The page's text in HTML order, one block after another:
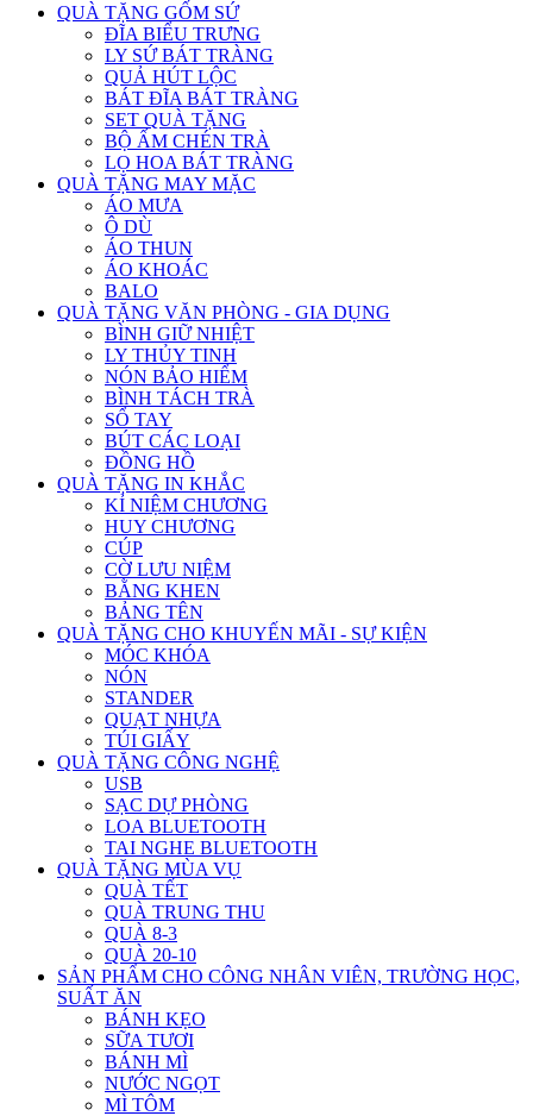
QUÀ TẶNG GỐM SỨ
ĐĨA BIỂU TRƯNG
LY SỨ BÁT TRÀNG
QUẢ HÚT LỘC
BÁT ĐĨA BÁT TRÀNG
SET QUÀ TẶNG
BỘ ẤM CHÉN TRÀ
LỌ HOA BÁT TRÀNG
QUÀ TẶNG MAY MẶC
ÁO MƯA
Ô DÙ
ÁO THUN
ÁO KHOÁC
BALO
QUÀ TẶNG VĂN PHÒNG - GIA DỤNG
BÌNH GIỮ NHIỆT
LY THỦY TINH
NÓN BẢO HIỂM
BÌNH TÁCH TRÀ
SỔ TAY
BÚT CÁC LOẠI
ĐỒNG HỒ
QUÀ TẶNG IN KHẮC
KỈ NIỆM CHƯƠNG
HUY CHƯƠNG
CÚP
CỜ LƯU NIỆM
BẰNG KHEN
BẢNG TÊN
QUÀ TẶNG CHO KHUYẾN MÃI - SỰ KIỆN
MÓC KHÓA
NÓN
STANDER
QUẠT NHỰA
TÚI GIẤY
QUÀ TẶNG CÔNG NGHỆ
USB
SẠC DỰ PHÒNG
LOA BLUETOOTH
TAI NGHE BLUETOOTH
QUÀ TẶNG MÙA VỤ
QUÀ TẾT
QUÀ TRUNG THU
QUÀ 8-3
QUÀ 20-10
SẢN PHẨM CHO CÔNG NHÂN VIÊN, TRƯỜNG HỌC,
SUẤT ĂN
BÁNH KẸO
SỮA TƯƠI
BÁNH MÌ
NƯỚC NGỌT
MÌ TÔM